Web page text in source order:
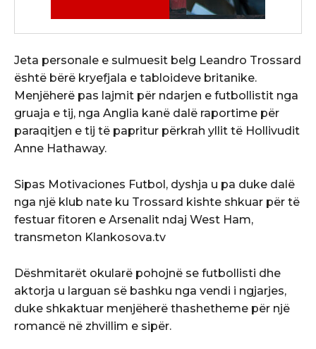
Jeta personale e sulmuesit belg Leandro Trossard
është bërë kryefjala e tabloideve britanike.
Menjëherë pas lajmit për ndarjen e futbollistit nga
gruaja e tij, nga Anglia kanë dalë raportime për
paraqitjen e tij të papritur përkrah yllit të Hollivudit
Anne Hathaway.
Sipas Motivaciones Futbol, ​​dyshja u pa duke dalë
nga një klub nate ku Trossard kishte shkuar për të
festuar fitoren e Arsenalit ndaj West Ham,
transmeton Klankosova.tv
Dëshmitarët okularë pohojnë se futbollisti dhe
aktorja u larguan së bashku nga vendi i ngjarjes,
duke shkaktuar menjëherë thashetheme për një
romancë në zhvillim e sipër.